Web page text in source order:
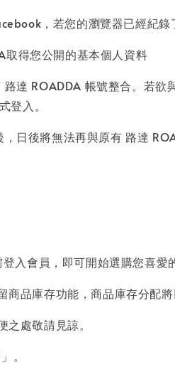
，若您的瀏覽器已經紀
取得您公開的基本個人資料
達 ROADDA 帳號整合。若
登入。
日後將無法再與原有 路達
入會員，即可開始選購您喜愛
品庫存功能，商品庫存分配將
處敬請見諒。
。